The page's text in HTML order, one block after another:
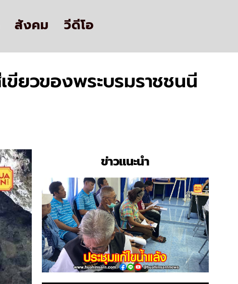
สังคม วีดีโอ
ขียวของพระบรมราชชนนี
ข่าวแนะนำ